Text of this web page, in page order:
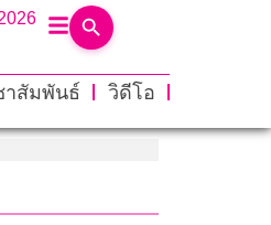
าสัมพันธ์ วิดีโอ